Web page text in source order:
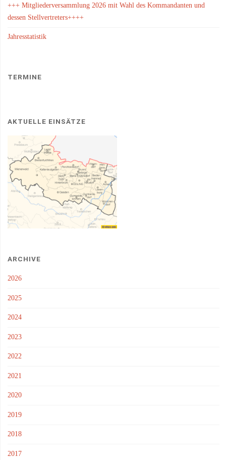
+++ Mitgliederversammlung 2026 mit Wahl des Kommandanten und
dessen Stellvertreters++++
Jahresstatistik
TERMINE
AKTUELLE EINSÄTZE
ARCHIVE
2026
2025
2024
2023
2022
2021
2020
2019
2018
2017